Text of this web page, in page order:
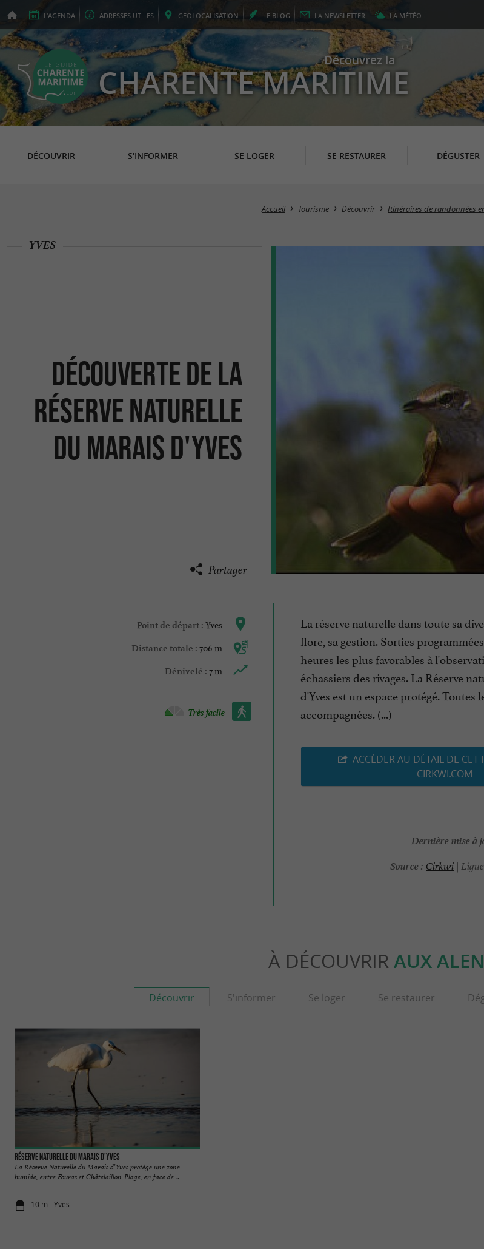
L'AGENDA ADRESSES UTILES GEOLOCALISATION LE BLOG LA NEWSLETTER LA MÉTÉO
Découvrez la
CHARENTE MARITIME
DÉCOUVRIR S'INFORMER SE LOGER SE RESTAURER DÉGUSTER
Accueil Tourisme Découvrir Itinéraires de randonnées
Découverte de la
réserve naturelle
du Marais d'Yves
YVES
Partager
Point de départ : Yves
Distance totale : 706 m
Dénivelé : 7 m
Marche à pied :
Très facile
La réserve naturelle dans toute sa
flore, sa gestion. Sorties
heures les plus favorables à
échassiers des rivages. La Réserve
d'Yves est un espace protégé. Toutes
accompagnées. (...)
ACCÉDER AU DÉTAIL DE CET
CIRKWI.COM
Dernière mise à
Source : Cirkwi| Ligue
À DÉCOUVRIR AUX
Découvrir S'informer Se loger Se restaurer
Réserve Naturelle du Marais d'Yves
La Réserve Naturelle du Marais d’Yves protège une zone
humide, entre Fouras et Châtelaillon-Plage, en face de ...
10 m - Yves